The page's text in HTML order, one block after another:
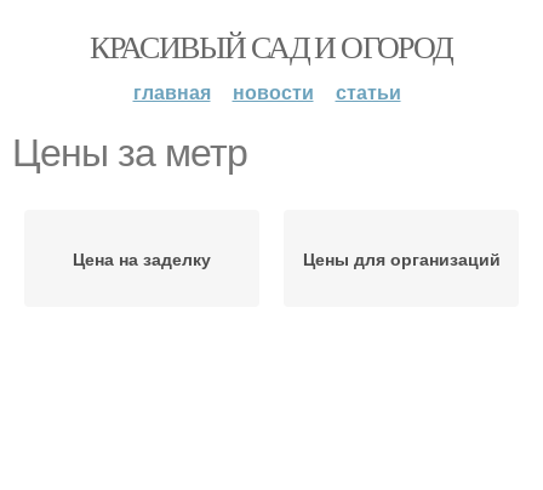
КРАСИВЫЙ САД И ОГОРОД
главная новости статьи
Цены за метр
Цена на заделку Цены для организаций